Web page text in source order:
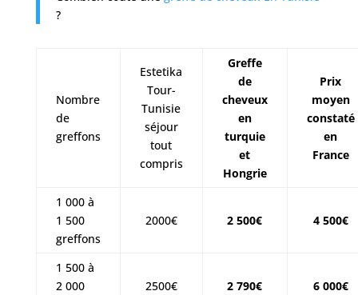
?
Nombre
de
greffons
Estetika
Tour-
Tunisie
séjour
tout
compris
Greffe
de
cheveux
en
turquie
et
Hongrie
Prix
moyen
constaté
en
France
1 000 à
1 500
greffons
2000€ 2 500€ 4 500€
1 500 à
2 000
2500€ 2 790€ 6 000€